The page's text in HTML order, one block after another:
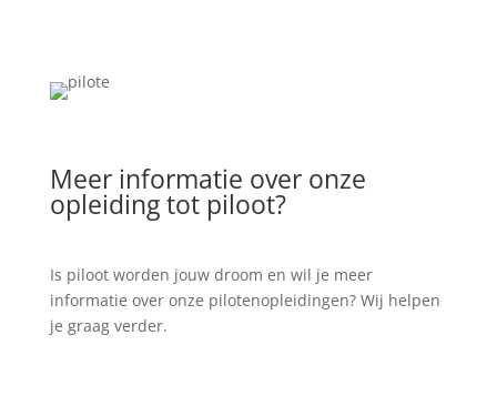
Meer informatie over onze
opleiding tot piloot?
Is piloot worden jouw droom en wil je meer
informatie over onze pilotenopleidingen? Wij helpen
je graag verder.